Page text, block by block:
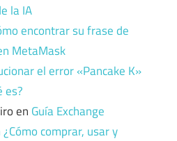
la IA
encontrar su frase de
MetaMask
el error «Pancake K»
es?
en Guía Exchange
¿Cómo comprar, usar y